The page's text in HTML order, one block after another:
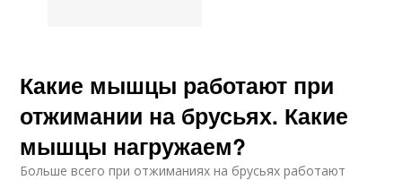
Какие мышцы работают при
отжимании на брусьях. Какие
мышцы нагружаем?
Больше всего при отжиманиях на брусьях работают